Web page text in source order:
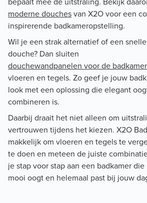
moderne douchesvan X2O voor een
inspirerende badkameropstelling.
Wil je een strak alternatief of een
douche? Dan sluiten
douchewandpanelen voor de badkamer
vloeren en tegels. Zo geef je jouw
look met een oplossing die elegant
combineren is.
Daarbij draait het niet alleen om
vertrouwen tijdens het kiezen. X2O
makkelijk om vloeren en tegels te
te doen en meteen de juiste
je stap voor stap aan een badkamer
mooi oogt en helemaal past bij jouw